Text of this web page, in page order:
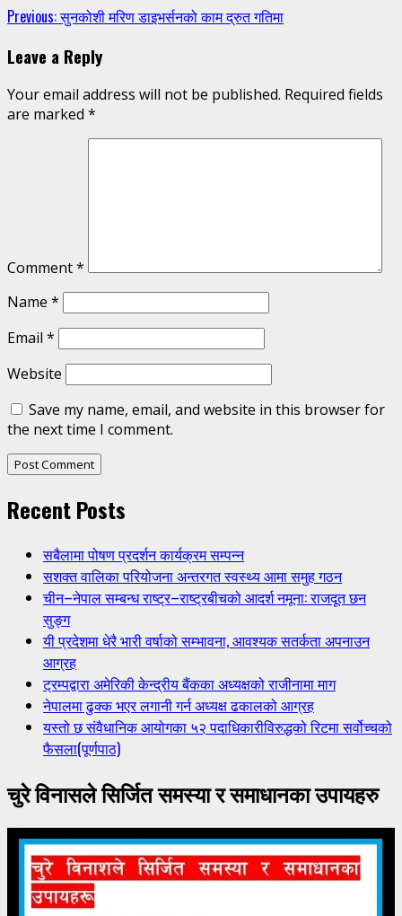
Continue
Reading
Previous:सुनकोशी मरिण डाइभर्सनको काम द्रुत गतिमा
Leave a Reply
Your email address will not be published. Required fields
are marked *
Comment*
Name *
Email *
Website
Save my name, email, and website in this browser for
the next time I comment.
Recent Posts
सबैलामा पोषण प्रदर्शन कार्यक्रम सम्पन्न
सशक्त वालिका परियोजना अन्तरगत स्वस्थ्य आमा समुह गठन
चीन–नेपाल सम्बन्ध राष्ट्र–राष्ट्रबीचको आदर्श नमूना: राजदूत छन
सुङ्ग
यी प्रदेशमा धेरै भारी वर्षाको सम्भावना, आवश्यक सतर्कता अपनाउन
आग्रह
ट्रम्पद्वारा अमेरिकी केन्द्रीय बैंकका अध्यक्षको राजीनामा माग
नेपालमा ढुक्क भएर लगानी गर्न अध्यक्ष ढकालको आग्रह
यस्तो छ संवैधानिक आयोगका ५२ पदाधिकारीविरुद्धको रिटमा सर्वोच्चको
फैसला(पूर्णपाठ)
चुरे विनासले सिर्जित समस्या र समाधानका उपायहरु